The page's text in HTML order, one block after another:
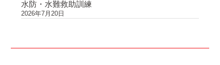
水防・水難救助訓練
2026年7月20日